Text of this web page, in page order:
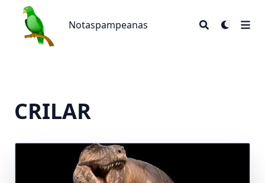
Notaspampeanas
Notaspampeanas
CRILAR